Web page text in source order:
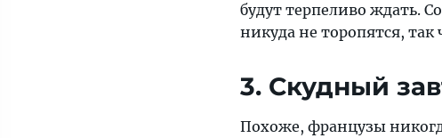
будут терпеливо ждать.
никуда не торопятся,
3. Скудный
Похоже, французы